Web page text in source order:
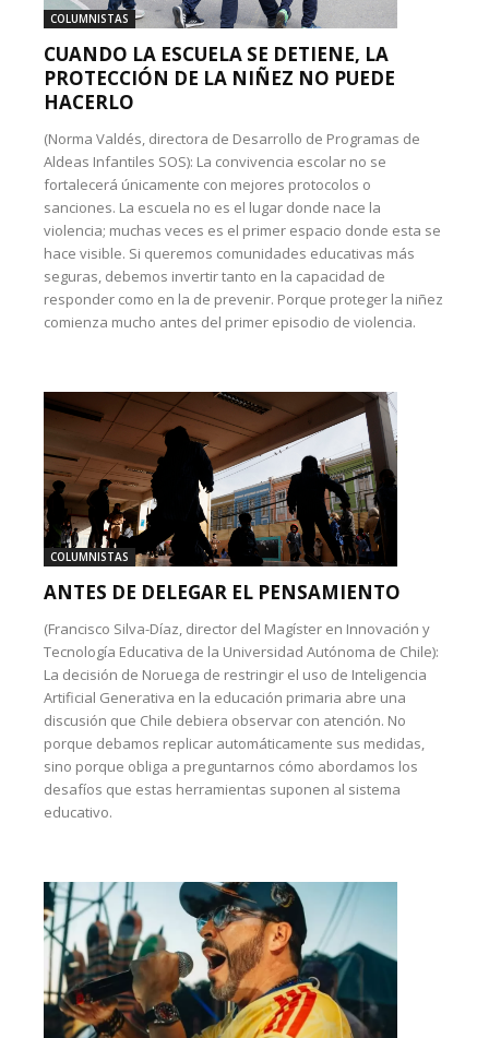
COLUMNISTAS
CUANDO LA ESCUELA SE DETIENE, LA
PROTECCIÓN DE LA NIÑEZ NO PUEDE
HACERLO
(Norma Valdés, directora de Desarrollo de Programas de
Aldeas Infantiles SOS): La convivencia escolar no se
fortalecerá únicamente con mejores protocolos o
sanciones. La escuela no es el lugar donde nace la
violencia; muchas veces es el primer espacio donde esta se
hace visible. Si queremos comunidades educativas más
seguras, debemos invertir tanto en la capacidad de
responder como en la de prevenir. Porque proteger la niñez
comienza mucho antes del primer episodio de violencia.
COLUMNISTAS
ANTES DE DELEGAR EL PENSAMIENTO
(Francisco Silva-Díaz, director del Magíster en Innovación y
Tecnología Educativa de la Universidad Autónoma de Chile):
La decisión de Noruega de restringir el uso de Inteligencia
Artificial Generativa en la educación primaria abre una
discusión que Chile debiera observar con atención. No
porque debamos replicar automáticamente sus medidas,
sino porque obliga a preguntarnos cómo abordamos los
desafíos que estas herramientas suponen al sistema
educativo.